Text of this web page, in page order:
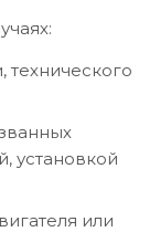
технического
установкой
или